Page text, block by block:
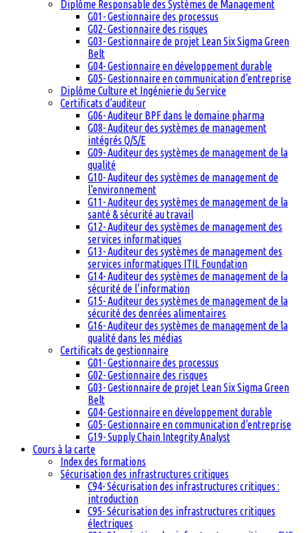
Diplôme Responsable des Systèmes de Management
G01- Gestionnaire des processus
G02- Gestionnaire des risques
G03- Gestionnaire de projet Lean Six Sigma Green
Belt
G04- Gestionnaire en développement durable
G05- Gestionnaire en communication d’entreprise
Diplôme Culture et Ingénierie du Service
Certificats d’auditeur
G06- Auditeur BPF dans le domaine pharma
G08- Auditeur des systèmes de management
intégrés Q/S/E
G09- Auditeur des systèmes de management de la
qualité
G10- Auditeur des systèmes de management de
l’environnement
G11- Auditeur des systèmes de management de la
santé & sécurité au travail
G12- Auditeur des systèmes de management des
services informatiques
G13- Auditeur des systèmes de management des
services informatiques ITIL Foundation
G14- Auditeur des systèmes de management de la
sécurité de l’information
G15- Auditeur des systèmes de management de la
sécurité des denrées alimentaires
G16- Auditeur des systèmes de management de la
qualité dans les médias
Certificats de gestionnaire
G01- Gestionnaire des processus
G02- Gestionnaire des risques
G03- Gestionnaire de projet Lean Six Sigma Green
Belt
G04- Gestionnaire en développement durable
G05- Gestionnaire en communication d’entreprise
G19- Supply Chain Integrity Analyst
Cours à la carte
Index des formations
Sécurisation des infrastructures critiques
C94- Sécurisation des infrastructures critiques :
introduction
C95- Sécurisation des infrastructures critiques
électriques